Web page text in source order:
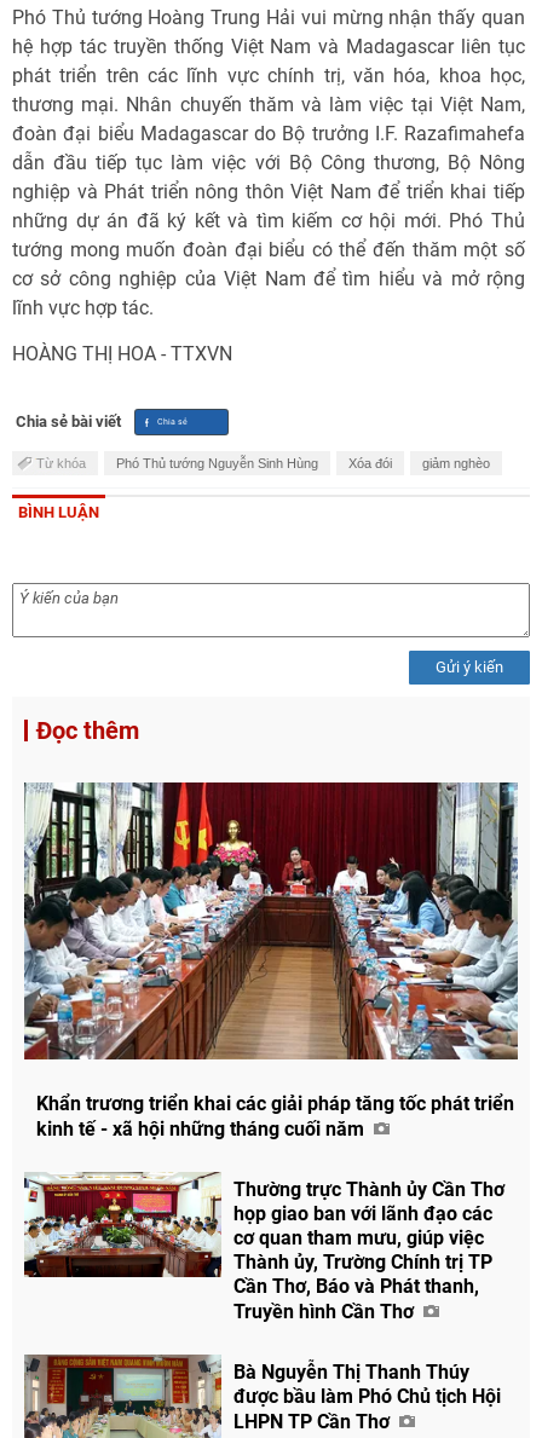
Phó Thủ tướng Hoàng Trung Hải vui mừng nhận thấy quan
hệ hợp tác truyền thống Việt Nam và Madagascar liên tục
phát triển trên các lĩnh vực chính trị, văn hóa, khoa học,
thương mại. Nhân chuyến thăm và làm việc tại Việt Nam,
đoàn đại biểu Madagascar do Bộ trưởng I.F. Razafimahefa
dẫn đầu tiếp tục làm việc với Bộ Công thương, Bộ Nông
nghiệp và Phát triển nông thôn Việt Nam để triển khai tiếp
những dự án đã ký kết và tìm kiếm cơ hội mới. Phó Thủ
tướng mong muốn đoàn đại biểu có thể đến thăm một số
cơ sở công nghiệp của Việt Nam để tìm hiểu và mở rộng
lĩnh vực hợp tác.
HOÀNG THỊ HOA - TTXVN
Chia sẻ bài viết
Từ khóa Phó Thủ tướng Nguyễn Sinh Hùng Xóa đói giảm nghèo
BÌNH LUẬN
Gửi ý kiến
Đọc thêm
Khẩn trương triển khai các giải pháp tăng tốc phát triển
kinh tế - xã hội những tháng cuối năm
Thường trực Thành ủy Cần Thơ
họp giao ban với lãnh đạo các
cơ quan tham mưu, giúp việc
Thành ủy, Trường Chính trị TP
Cần Thơ, Báo và Phát thanh,
Truyền hình Cần Thơ
Bà Nguyễn Thị Thanh Thúy
được bầu làm Phó Chủ tịch Hội
LHPN TP Cần Thơ